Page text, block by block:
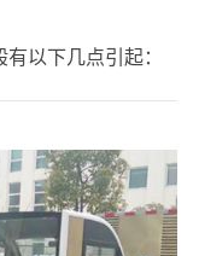
以下几点引起：